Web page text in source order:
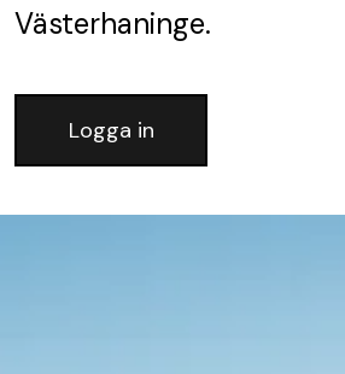
Västerhaninge.
Logga in